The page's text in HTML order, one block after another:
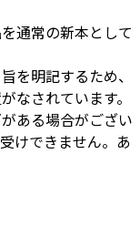
通常の新本として
を明記するため、
なされています。
ある場合がござい
けできません。あ